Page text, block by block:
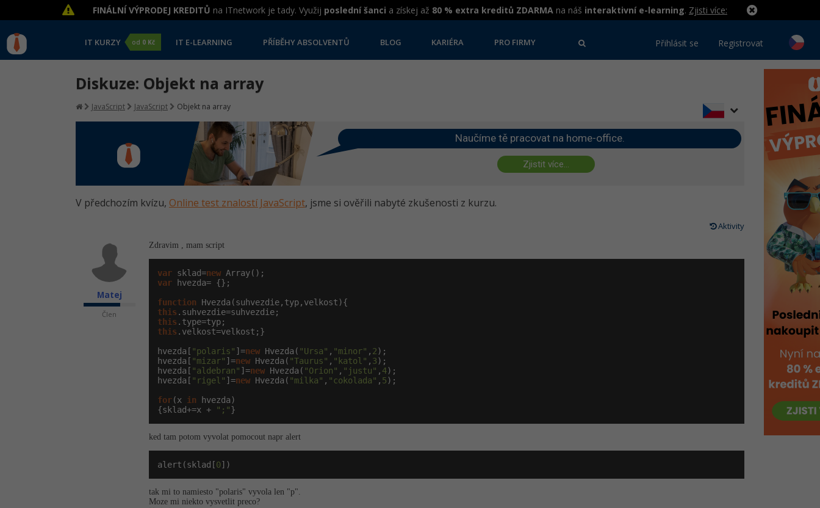
FINÁLNÍ VÝPRODEJ KREDITŮ na ITnetwork je tady. Využij poslední šanci a získej až 80 % extra kreditů ZDARMA na náš interaktivní e-learning. Zjisti více:
IT KURZY od 0 Kč IT E-LEARNING PŘÍBĚHY ABSOLVENTŮ BLOG KARIÉRA PRO FIRMY Přihlásit se Registrovat
Diskuze: Objekt na array
JavaScript JavaScript Objekt na array
Naučíme tě pracovat na home-office.
Zjistit více...
V předchozím kvízu, Online test znalostí JavaScript, jsme si ověřili nabyté zkušenosti z kurzu.
Aktivity
Matej
Člen
Zdravim , mam script
var sklad=new
var hvezda= {};
function
this
this
this .velkost=velkost;}
hvezda[ "polaris" ]=new Hvezda( "Ursa" , "minor" , 2);
hvezda[ "mizar" ]=new Hvezda( "Taurus" , "katol" , 3);
hvezda[ "aldebran" ]=new Hvezda( "Orion" , "justu" , 4);
hvezda[ "rigel" ]=new Hvezda( "milka" , "cokolada" , 5);
for(x in hvezda)
{sklad+=x +
";"}
ked tam potom vyvolat pomocout napr alert
alert(sklad[0])
tak mi to namiesto "polaris" vyvola len "p".
Moze mi niekto vysvetlit preco?